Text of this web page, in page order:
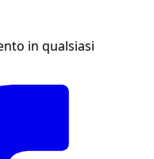
in qualsiasi